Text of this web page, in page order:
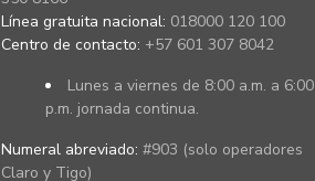
Línea gratuita nacional: 018000 120 100
Centro de contacto: +57 601 307 8042
Lunes a viernes de 8:00 a.m. a 6:00
p.m. jornada continua.
Numeral abreviado: #903 (solo operadores
Claro y Tigo)